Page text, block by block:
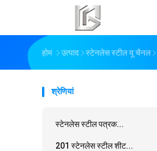
होम उत्पाद स्टेनलेस स्टील यू चैनल
श्रेणियां
स्टेनलेस स्टील पत्रक...
201 स्टेनलेस स्टील शीट...